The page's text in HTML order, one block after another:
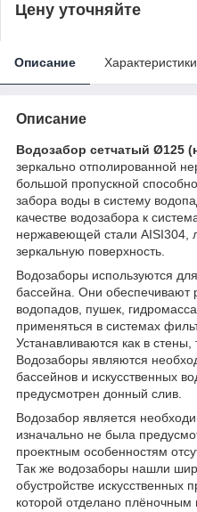
Цену уточняйте
Описание Характеристики
Описание
Водозабор сетчатый Ø125
зеркально отполированной
большой пропускной
забора воды в систему
качестве водозабора к
нержавеющей стали AISI304,
зеркальную поверхность.
Водозаборы используются
бассейна. Они обеспечивают
водопадов, пушек,
применяться в системах
Устанавливаются как в стены,
Водозаборы являются
бассейнов и искусственных
предусмотрен донный слив.
Водозабор является
изначально не была
проектным особенностям
Так же водозаборы нашли
обустройстве искусственных
которой отделано